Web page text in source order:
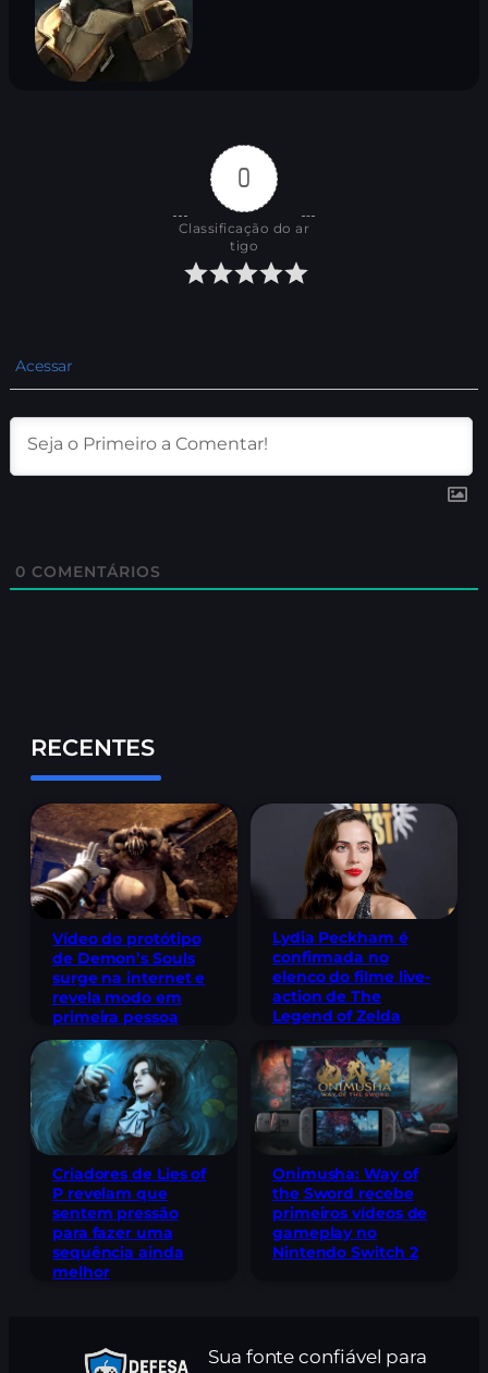
0
Classificação do ar
tigo
Acessar
0 COMENTÁRIOS
RECENTES
Vídeo do protótipo
de Demon’s Souls
surge na internet e
revela modo em
primeira pessoa
Lydia Peckham é
confirmada no
elenco do filme live-
action de The
Legend of Zelda
Criadores de Lies of
P revelam que
sentem pressão
para fazer uma
sequência ainda
melhor
Onimusha: Way of
the Sword recebe
primeiros vídeos de
gameplay no
Nintendo Switch 2
Sua fonte confiável para